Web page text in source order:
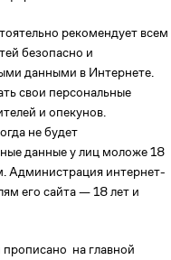
рекомендует всем
безопасно и
данными в Интернете.
свои персональные
и опекунов.
не будет
данные у лиц моложе 18
Администрация интернет-
его сайта — 18 лет и
на главной